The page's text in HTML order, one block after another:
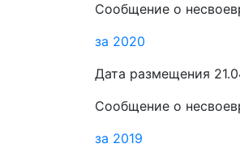
Сообщение о
за 2020
Дата размещения
Сообщение о
за 2019